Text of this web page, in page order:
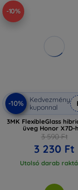
-10%
-10%
Kedvezmény
kuponnal
3MK FlexibleGlass
üveg Honor X7D-
3 590 Ft
3 230 Ft
Utolsó darab